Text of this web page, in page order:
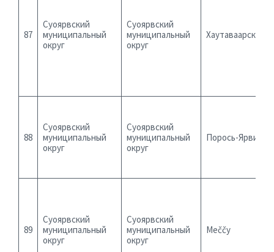
87
Суоярвский
муниципальный
округ
Суоярвский
муниципальный
округ
Хаутаваарский
88
Суоярвский
муниципальный
округ
Суоярвский
муниципальный
округ
Порось-Ярви
89
Суоярвский
муниципальный
округ
Суоярвский
муниципальный
округ
Meččy